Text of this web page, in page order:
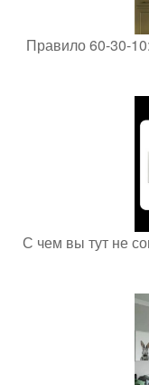
Правило 60-30-
С чем вы тут не